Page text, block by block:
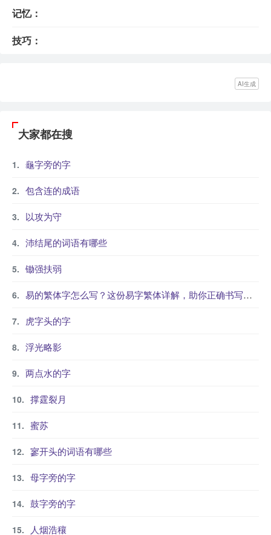
记忆：
技巧：
AI生成
大家都在搜
龜字旁的字
包含连的成语
以攻为守
沛结尾的词语有哪些
锄强扶弱
易的繁体字怎么写？这份易字繁体详解，助你正确书写汉字_汉字繁体学习
虎字头的字
浮光略影
两点水的字
撑霆裂月
蜜苏
寥开头的词语有哪些
母字旁的字
鼓字旁的字
人烟浩穰